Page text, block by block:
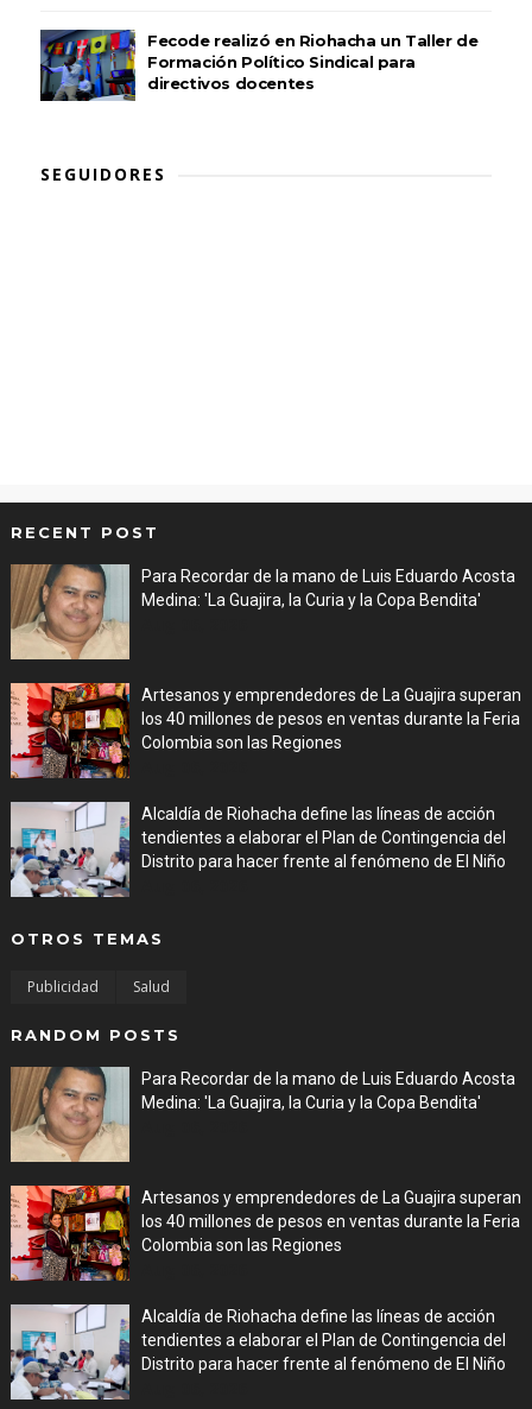
Fecode realizó en Riohacha un Taller de
Formación Político Sindical para
directivos docentes
SEGUIDORES
RECENT POST
Para Recordar de la mano de Luis Eduardo Acosta
Medina: 'La Guajira, la Curia y la Copa Bendita'
Artesanos y emprendedores de La Guajira superan
los 40 millones de pesos en ventas durante la Feria
Colombia son las Regiones
Alcaldía de Riohacha define las líneas de acción
tendientes a elaborar el Plan de Contingencia del
Distrito para hacer frente al fenómeno de El Niño
OTROS TEMAS
Publicidad Salud
RANDOM POSTS
Para Recordar de la mano de Luis Eduardo Acosta
Medina: 'La Guajira, la Curia y la Copa Bendita'
Artesanos y emprendedores de La Guajira superan
los 40 millones de pesos en ventas durante la Feria
Colombia son las Regiones
Alcaldía de Riohacha define las líneas de acción
tendientes a elaborar el Plan de Contingencia del
Distrito para hacer frente al fenómeno de El Niño